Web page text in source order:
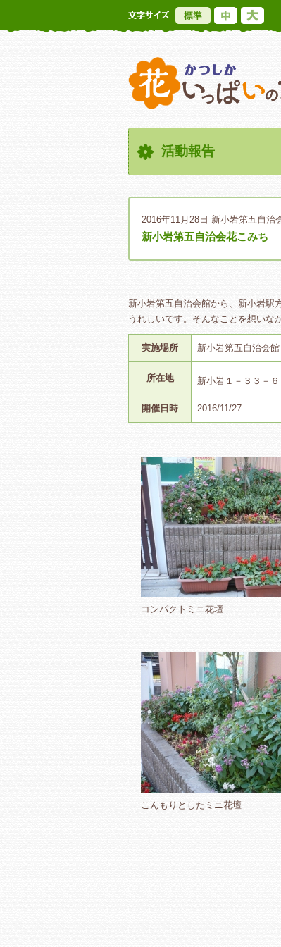
標準
活動報告
2016年11月28日 新小岩第五自治
新小岩第五自治会花こみち
新小岩第五自治会館から、新小岩駅
うれしいです。そんなことを想いな
実施場所 新小岩第五自治会館
所在地 新小岩１－３３－６
開催日時 2016/11/27
コンパクトミニ花壇
こんもりとしたミニ花壇